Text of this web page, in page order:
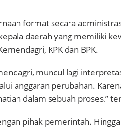
format secara
daerah yang memiliki
KPK dan BPK.
muncul lagi
anggaran perubahan.
dalam sebuah proses,”
pihak pemerintah.